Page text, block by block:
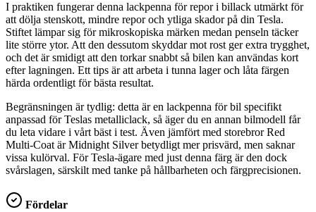
I praktiken fungerar denna lackpenna för repor i billack utmärkt för
att dölja stenskott, mindre repor och ytliga skador på din Tesla.
Stiftet lämpar sig för mikroskopiska märken medan penseln täcker
lite större ytor. Att den dessutom skyddar mot rost ger extra trygghet,
och det är smidigt att den torkar snabbt så bilen kan användas kort
efter lagningen. Ett tips är att arbeta i tunna lager och låta färgen
härda ordentligt för bästa resultat.
Begränsningen är tydlig: detta är en lackpenna för bil specifikt
anpassad för Teslas metalliclack, så äger du en annan bilmodell får
du leta vidare i vårt bäst i test. Även jämfört med storebror Red
Multi-Coat är Midnight Silver betydligt mer prisvärd, men saknar
vissa kulörval. För Tesla-ägare med just denna färg är den dock
svårslagen, särskilt med tanke på hållbarheten och färgprecisionen.
Fördelar